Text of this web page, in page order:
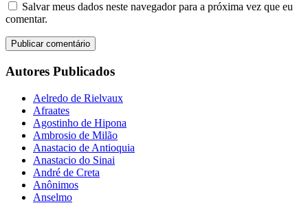
Salvar meus dados neste navegador para a próxima vez que eu
comentar.
Autores Publicados
Aelredo de Rielvaux
Afraates
Agostinho de Hipona
Ambrosio de Milão
Anastacio de Antioquia
Anastacio do Sinai
André de Creta
Anônimos
Anselmo